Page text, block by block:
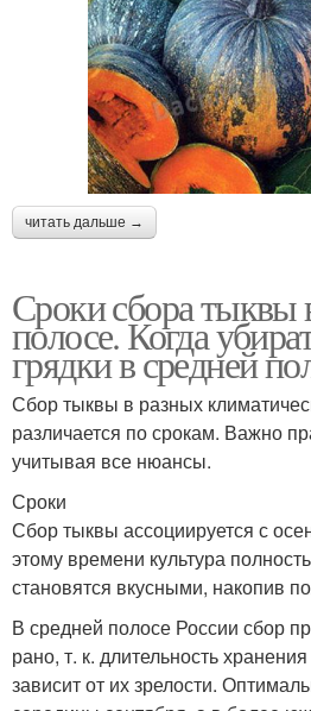
читать дальше →
Сроки сбора тыквы
полосе. Когда
грядки в средней
Сбор тыквы в разных
различается по срокам. Важно
учитывая все нюансы.
Сроки
Сбор тыквы ассоциируется с
этому времени культура
становятся вкусными, накопив
В средней полосе России сбор
рано, т. к. длительность
зависит от их зрелости.